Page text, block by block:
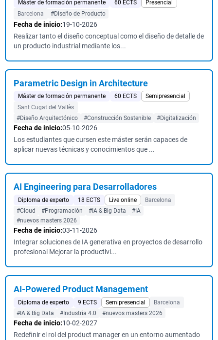
Máster de formación permanente 60 ECTS
Presencial
Barcelona
#Diseño de Producto
Fecha de inicio:19-10-2026
Realizar tanto el diseño conceptual como el diseño de detalle de
un producto industrial mediante los...
Parametric Design in Architecture
Máster de formación permanente 60 ECTS
Semipresencial
Sant Cugat del Vallès
#Diseño Arquitectónico
#Construcción Sostenible #Digitalización
Fecha de inicio:05-10-2026
Los estudiantes que cursen este máster serán capaces de
aplicar nuevas técnicas y conocimientos que ...
AI Engineering para Desarrolladores
Diploma de experto 18 ECTS Live online
Barcelona
#Cloud
#Programación #IA & Big Data
#IA
#nuevos masters 2026
Fecha de inicio:03-11-2026
Integrar soluciones de IA generativa en proyectos de desarrollo
profesional Mejorar la productivi...
AI-Powered Product Management
Diploma de experto 9 ECTS Semipresencial
Barcelona
#IA & Big Data
#Industria 4.0 #nuevos masters 2026
Fecha de inicio:10-02-2027
Redefinir el rol del product manager en un entorno aumentado